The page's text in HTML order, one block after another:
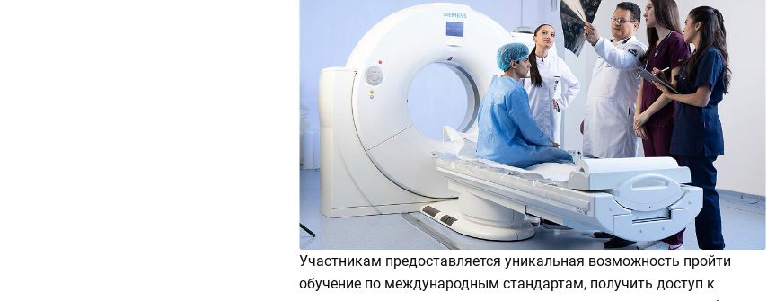
Участникам предоставляется уникальная возможность пройти
обучение по международным стандартам, получить доступ к